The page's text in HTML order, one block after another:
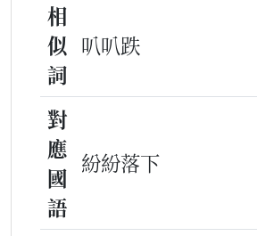
相
似
詞
叭叭跌
對
應
國
語
紛紛落下